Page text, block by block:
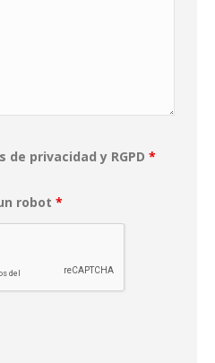
privacidad y RGPD *
robot *